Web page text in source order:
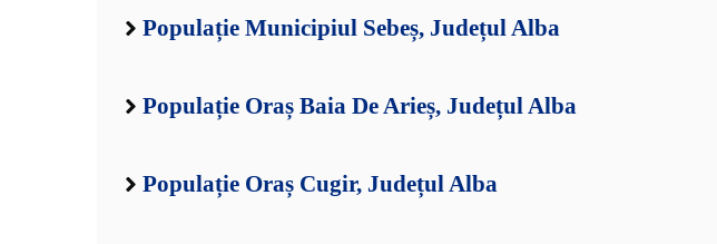
Populație Municipiul Sebeș, Județul Alba
Populație Oraș Baia De Arieș, Județul Alba
Populație Oraș Cugir, Județul Alba